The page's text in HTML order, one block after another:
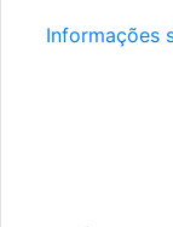
Informações